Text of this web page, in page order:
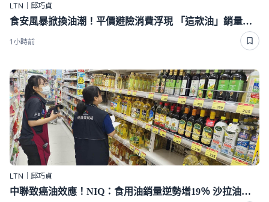
LTN｜邱巧貞
食安風暴掀換油潮！平價避險消費浮現 「這款油」銷量大增58％
1小時前
LTN｜邱巧貞
中聯致癌油效應！NIQ：食用油銷量逆勢增19％ 沙拉油占比慘跌近半